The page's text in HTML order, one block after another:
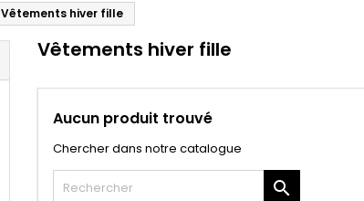
Vêtements hiver fille
Vêtements hiver fille
Aucun produit trouvé
Chercher dans notre catalogue
